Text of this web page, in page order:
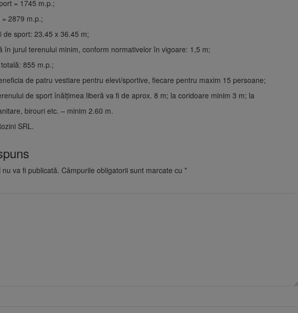
= 1745 m.p.;
2879 m.p.;
de sport: 23.45 x 36.45 m;
în jurul terenului minim, conform normativelor în vigoare: 1,5 m;
855 m.p.;
de patru vestiare pentru elevi/sportive, fiecare pentru maxim 15 persoane;
de sport înălțimea liberă va fi de aprox. 8 m; la coridoare minim 3 m; la
birouri etc. – minim 2.60 m.
SRL.
va fi publicată. Câmpurile obligatorii sunt marcate cu *